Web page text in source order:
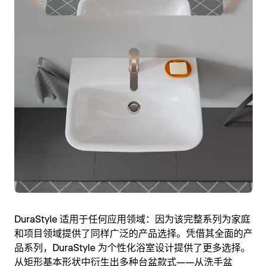
DuraStyle 适用于任何应用领域：因为该完整系列为家庭
和项目领域提供了同样广泛的产品选择。凭借其全面的产
品系列，DuraStyle 为个性化浴室设计提供了更多选择。
从矩形基本形状中衍生出多种台盆款式——从洗手盆